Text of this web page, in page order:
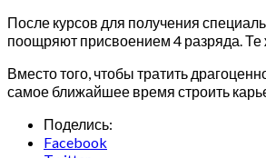
После курсов для получения
поощряют присвоением 4 разряда. Те
Вместо того, чтобы тратить
самое ближайшее время строить
Поделись:
Facebook